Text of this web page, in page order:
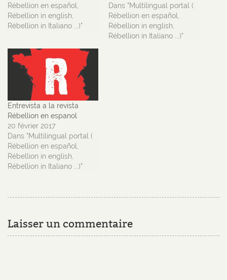
Rébellion en español,
Rébellion in english,
Rébellion in Italiano ...)"
Dans "Multilingual portal (
Rébellion en español,
Rébellion in english,
Rébellion in Italiano ...)"
Entrevista a la revista
Rébellion en espanol
20 février 2017
Dans "Multilingual portal (
Rébellion en español,
Rébellion in english,
Rébellion in Italiano ...)"
Laisser un commentaire